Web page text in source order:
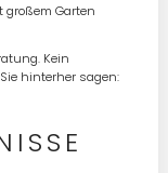
Garten
Kein
hinterher sagen: